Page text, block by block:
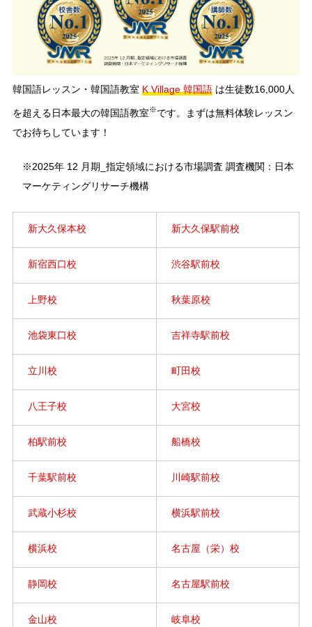
韓国語レッスン・韓国語教室 K Village 韓国語は生徒数16,000人
を超える日本最大の韓国語教室※です。まずは無料体験レッスン
でお待ちしています！
※2025年 12 月期_指定領域における市場調査 調査機関：日本
マーケティングリサーチ機構
新大久保本校 新大久保駅前校
新宿西口校 渋谷駅前校
上野校 秋葉原校
池袋東口校 吉祥寺駅前校
立川校 町田校
八王子校 大宮校
柏駅前校 船橋校
千葉駅前校 川崎駅前校
武蔵小杉校 横浜駅前校
横浜校 名古屋（栄）校
静岡校 名古屋駅前校
金山校 岐阜校